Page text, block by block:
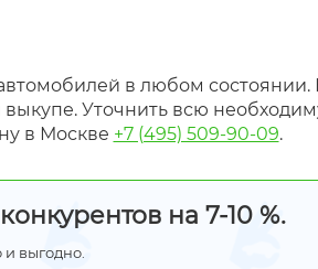
в любом
Уточнить всю
в Москве +7 (495) 509-90-09.
на 7-10 %.
выгодно.